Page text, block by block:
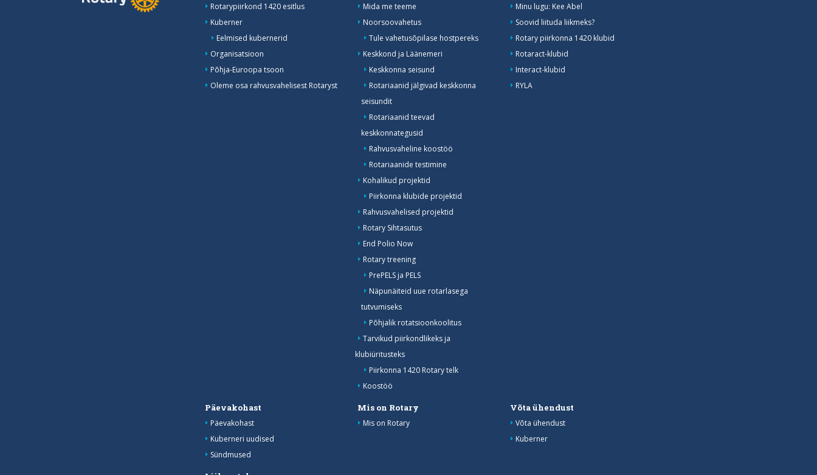
Rotarypiirkond 1420 esitlus
Kuberner
Eelmised kubernerid
Organisatsioon
Põhja-Euroopa tsoon
Oleme osa rahvusvahelisest Rotaryst
Mida me teeme
Noorsoovahetus
Tule vahetusõpilase hostpereks
Keskkond ja Läänemeri
Keskkonna seisund
Rotariaanid jälgivad keskkonna
seisundit
Rotariaanid teevad
keskkonnategusid
Rahvusvaheline koostöö
Rotariaanide testimine
Kohalikud projektid
Piirkonna klubide projektid
Rahvusvahelised projektid
Rotary Sihtasutus
End Polio Now
Rotary treening
PrePELS ja PELS
Näpunäiteid uue rotarlasega
tutvumiseks
Põhjalik rotatsioonkoolitus
Tarvikud piirkondlikeks ja
klubiüritusteks
Piirkonna 1420 Rotary telk
Koostöö
Minu lugu: Kee Abel
Soovid liituda liikmeks?
Rotary piirkonna 1420 klubid
Rotaract-klubid
Interact-klubid
RYLA
Päevakohast
Päevakohast
Kuberneri uudised
Sündmused
Mis on Rotary
Mis on Rotary
Võta ühendust
Võta ühendust
Kuberner